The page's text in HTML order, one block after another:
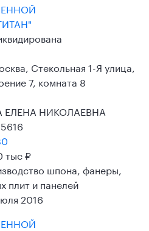
Стекольная 1-Я улица,
7, комната 8
НИКОЛАЕВНА
тыс ₽
шпона, фанеры,
плит и панелей
2016